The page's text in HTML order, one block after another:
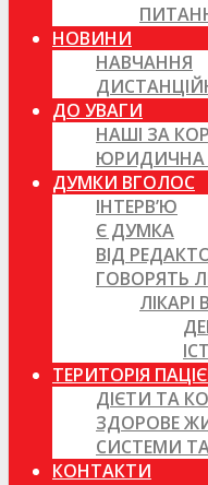
НОВИНИ
НАВЧАННЯ
ДО УВАГИ
НАШІ ЗА
ЮРИДИЧНА
ДУМКИ ВГОЛОС
ІНТЕРВ’Ю
Є ДУМКА
ВІД
ГОВОРЯТЬ
ТЕРИТОРІЯ
ДІЄТИ ТА
ЗДОРОВЕ
СИСТЕМИ
КОНТАКТИ